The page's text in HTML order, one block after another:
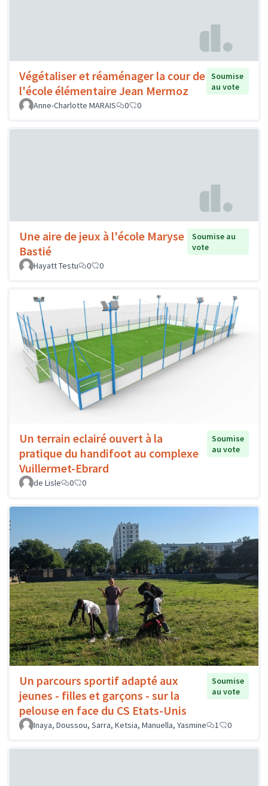
Végétaliser et réaménager la cour de
l'école élémentaire Jean Mermoz
Soumise
au vote
Anne-Charlotte MARAIS
0 0
Une aire de jeux à l'école Maryse
Bastié
Soumise au
vote
Hayatt Testu
0 0
Un terrain eclairé ouvert à la
pratique du handifoot au complexe
Vuillermet-Ebrard
Soumise
au vote
de Lisle 0 0
Un parcours sportif adapté aux
jeunes - filles et garçons - sur la
pelouse en face du CS Etats-Unis
Soumise
au vote
Inaya, Doussou, Sarra, Ketsia, Manuella, Yasmine 1 0